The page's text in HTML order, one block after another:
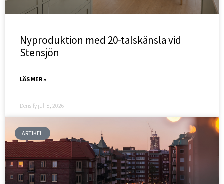
Nyproduktion med 20-talskänsla vid
Stensjön
LÄS MER »
Densify juli 8, 2026
ARTIKEL